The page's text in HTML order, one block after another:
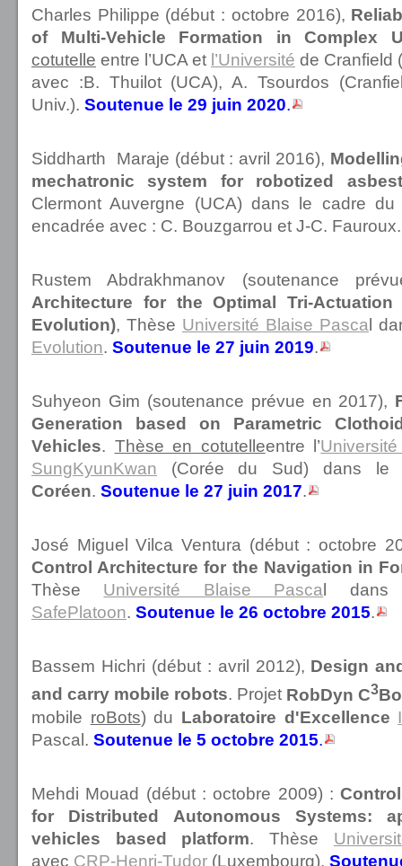
Charles Philippe (début : octobre 2016),
of Multi-Vehicle Formation in Complex
cotutelle entre l’UCA et l’Université de Cranfield
avec :B. Thuilot (UCA), A. Tsourdos
Univ.). Soutenue le 29 juin 2020.
Siddharth Maraje (début : avril 2016),
mechatronic system for robotized
Clermont Auvergne (UCA) dans le cadre
encadrée avec : C. Bouzgarrou et J-C.
Rustem Abdrakhmanov (soutenance
Architecture for the Optimal Tri-Actuation
Evolution), Thèse Université Blaise Pascal
Evolution. Soutenue le 27 juin 2019.
Suhyeon Gim (soutenance prévue en 2017),
Generation based on Parametric
Vehicles. Thèse en cotutelleentre l’
SungKyunKwan
(Corée du Sud) dans
Coréen. Soutenue le 27 juin 2017.
José Miguel Vilca Ventura (début : octobre
Control Architecture for the Navigation in
Thèse Université Blaise Pascal
SafePlatoon. Soutenue le 26 octobre 2015.
Bassem Hichri (début : avril 2012), Design
and carry mobile robots. Projet RobDyn C3
mobile roBots) du Laboratoire d'Excellence
Pascal. Soutenue le 5 octobre 2015.
Mehdi Mouad (début : octobre 2009) :
for Distributed Autonomous Systems:
vehicles based platform. Thèse
avec CRP-Henri-Tudor (Luxembourg).